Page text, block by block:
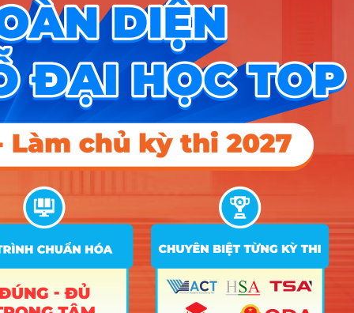
39 Du lịch
C00; C03; C04;
C14; C19; D01;
D15; X01; X02; X70
chất lượng cao)
41
Quản trị dịch vụ du lịch
và lữ hành
C00; C03; C04;
C14; C19; D01;
D15; X01; X02; X70
14 15
STT Tên ngành Tổ hợp
Điểm Chuẩn
Ghi chú
2025
2024 2023
Giáo dục học
C14; C19; D01;
18 18
Ngôn ngữ Anh
D01; D07; D09;
D66; D84; X25; X78
3 Kinh tế
A09; C03; C04;
18 18 18